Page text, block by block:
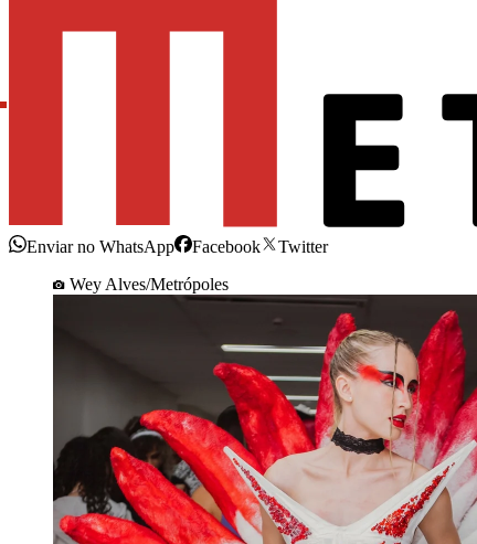
Enviar no WhatsApp Facebook
Twitter
Wey Alves/Metrópoles